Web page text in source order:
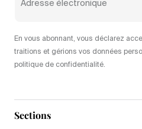
Sections
En vous abonnant, vous déclarez
traitions et gérions vos données
politique de confidentialité.